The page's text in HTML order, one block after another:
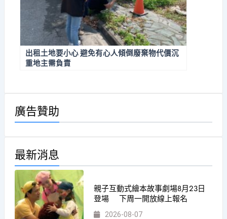
出租土地要小心 避免有心人傾倒廢棄物代價沉
重地主需負責
廣告贊助
最新消息
親子互動式繪本故事劇場8月23日
登場 下周一開放線上報名
2026-08-07